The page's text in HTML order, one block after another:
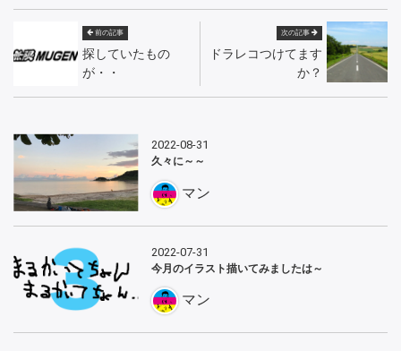
前の記事
探していたもの
が・・
次の記事
ドラレコつけてます
か？
2022-08-31
久々に～～
マン
2022-07-31
今月のイラスト描いてみましたは～
マン